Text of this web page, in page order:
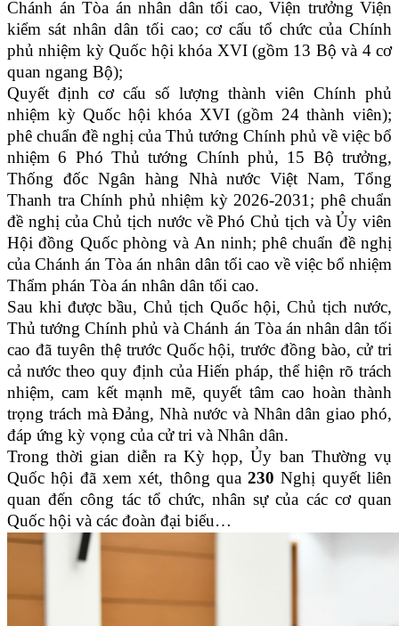
Chánh án Tòa án nhân dân tối cao, Viện trưởng Viện
kiểm sát nhân dân tối cao; cơ cấu tổ chức của Chính
phủ nhiệm kỳ Quốc hội khóa XVI (gồm 13 Bộ và 4 cơ
quan ngang Bộ);
Quyết định cơ cấu số lượng thành viên Chính phủ
nhiệm kỳ Quốc hội khóa XVI (gồm 24 thành viên);
phê chuẩn đề nghị của Thủ tướng Chính phủ về việc bổ
nhiệm 6 Phó Thủ tướng Chính phủ, 15 Bộ trưởng,
Thống đốc Ngân hàng Nhà nước Việt Nam, Tổng
Thanh tra Chính phủ nhiệm kỳ 2026-2031; phê chuẩn
đề nghị của Chủ tịch nước về Phó Chủ tịch và Ủy viên
Hội đồng Quốc phòng và An ninh; phê chuẩn đề nghị
của Chánh án Tòa án nhân dân tối cao về việc bổ nhiệm
Thẩm phán Tòa án nhân dân tối cao.
Sau khi được bầu, Chủ tịch Quốc hội, Chủ tịch nước,
Thủ tướng Chính phủ và Chánh án Tòa án nhân dân tối
cao đã tuyên thệ trước Quốc hội, trước đồng bào, cử tri
cả nước theo quy định của Hiến pháp, thể hiện rõ trách
nhiệm, cam kết mạnh mẽ, quyết tâm cao hoàn thành
trọng trách mà Đảng, Nhà nước và Nhân dân giao phó,
đáp ứng kỳ vọng của cử tri và Nhân dân.
Trong thời gian diễn ra Kỳ họp, Ủy ban Thường vụ
Quốc hội đã xem xét, thông qua230 Nghị quyết liên
quan đến công tác tổ chức, nhân sự của các cơ quan
Quốc hội và các đoàn đại biểu…